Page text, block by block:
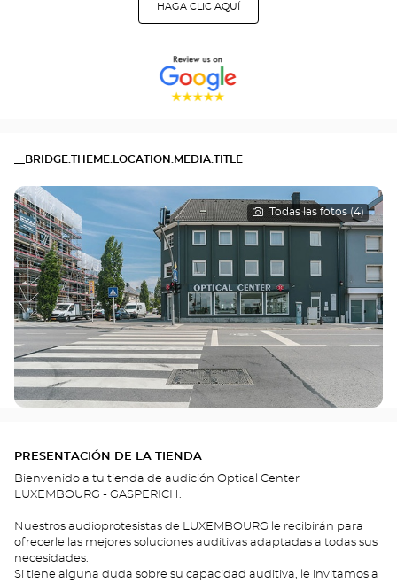
HAGA CLIC AQUÍ
__BRIDGE.THEME.LOCATION.MEDIA.TITLE
Todas las fotos (4)
PRESENTACIÓN DE LA TIENDA
Bienvenido a tu tienda de audición Optical Center
LUXEMBOURG - GASPERICH.
Nuestros audioprotesistas de LUXEMBOURG le recibirán para
ofrecerle las mejores soluciones auditivas adaptadas a todas sus
necesidades.
Si tiene alguna duda sobre su capacidad auditiva, le invitamos a